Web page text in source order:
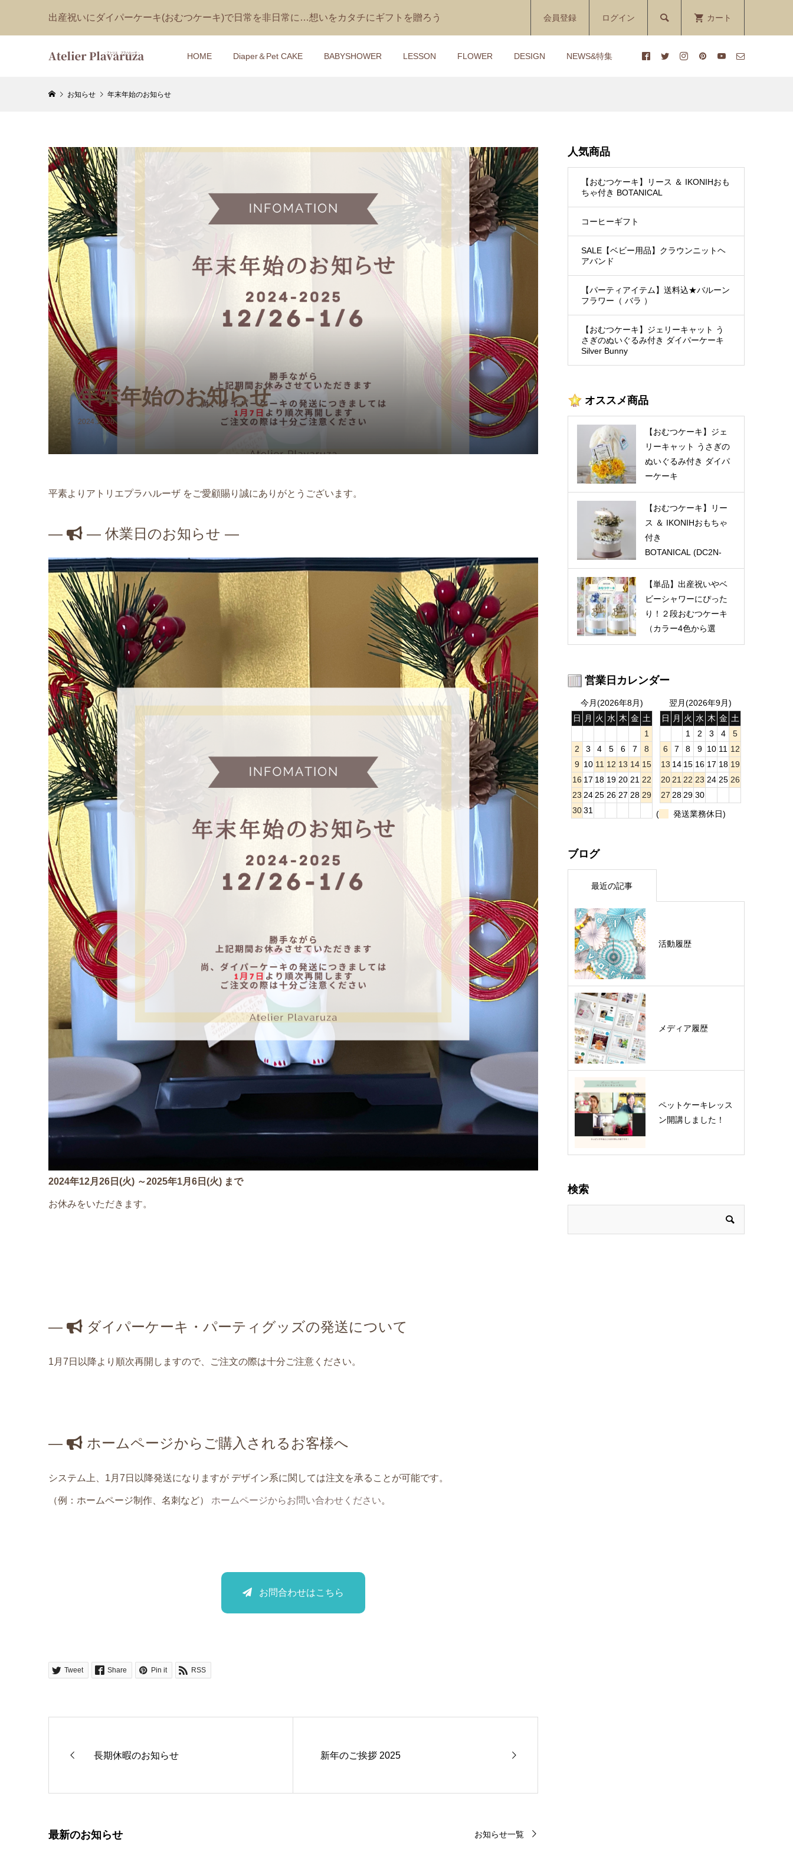
出産祝いにダイパーケーキ(おむつケーキ)で日常を非日常に…想いをカタチにギフトを贈ろう 会員登録 ログイン  カート
HOME Diaper＆Pet CAKE BABYSHOWER LESSON FLOWER DESIGN NEWS&特集
¥9,300(税込) ¥9,500 (税込)
【おむつケーキ】Miracolo
Onde（ミラコロ オンデ）
¥5,800
【おむつケーキ】ジェリーキ
ャットの象のぬいぐるみ付き
Jumble Elephant
(税込)
【おむつケーキ】 クラウンニ
ット帽付きダイパーケーキ
COCOFAIRY（コオフェア...
¥3,800(税込)
【おむつケーキ】ジェリーキ
き ダイパーケーキ Silver B...
¥9,600(税込)
【おむつケーキ】ジェリーキ
ャットのうさぎのぬいぐるみ
付き Blossom Blush Bunny
【クリスマス】雪とトナカイ
のコースター付き ダイパーケ
ーキ（おむつケーキ）3色
¥7,500(税込)
¥170 ～ ¥14,300(税込) ¥400 ～ ¥13,000(税込)
【1DAYレッスン】ベビーシ
ャワーアンバサダー講座
¥7,150 ～ ¥9,900
【1DAYレッスン】パーティ
装飾技法＆ゲーム
(税込)
【おむつケーキ】動画レッス
ン付き♡手作りおむつケーキ
キット
¥5,500(税込)
【1DAYレッスン】花冠＆マ
¥418 ～ ¥13,200(税込)
【1DAYレッスン】クラフト
【1DAYレッスン】１段らせ
ん型ぬいぐるみのせダイパー
ケーキ講座
¥170 ～ ¥12,100(税込)
お知らせ 年末年始のお知らせ
年末年始のお知らせ
2024.12.26
平素よりアトリエプラハルーザ をご愛顧賜り誠にありがとうございます。
— — 休業日のお知らせ —
2024年12月26日(火) ～2025年1月6日(火) まで
お休みをいただきます。
— ダイパーケーキ・パーティグッズの発送について
1月7日以降より順次再開しますので、ご注文の際は十分ご注意ください。
— ホームページからご購入されるお客様へ
システム上、1月7日以降発送になりますが デザイン系に関しては注文を承ることが可能です。
（例：ホームページ制作、名刺など） ホームページからお問い合わせください。
お問合わせはこちら
Tweet Share Pin it RSS
長期休暇のお知らせ 新年のご挨拶 2025
最新のお知らせ お知らせ一覧
人気商品
【おむつケーキ】リース ＆ IKONIHおも
ちゃ付き BOTANICAL
コーヒーギフト
SALE【ベビー用品】クラウンニットヘ
アバンド
【パーティアイテム】送料込★バルーン
フラワー（ バラ ）
【おむつケーキ】ジェリーキャット う
さぎのぬいぐるみ付き ダイパーケーキ
Silver Bunny
オススメ商品
【おむつケーキ】ジェ
リーキャット うさぎの
ぬいぐるみ付き ダイパ
ーケーキ
Twinkle (DC1N-099)
【おむつケーキ】リー
ス ＆ IKONIHおもちゃ
付き
BOTANICAL (DC2N-
069)
【単品】出産祝いやベ
ビーシャワーにぴった
り！２段おむつケーキ
（カラー4色から選
択） (DC2A-032)
営業日カレンダー
今月(2026年8月)
日
月 火 水 木 金 土
1
2
3 4 5 6 7
8
9 10 11 12 13 14 15
16 17 18 19 20 21 22
23 24 25 26 27 28 29
3031
翌月(2026年9月)
日
月 火 水 木 金 土
1
2 3 4
5
6
7 8 9 10 11 12
13 14 15 16 17 18 19
20 21 22 23 24 25 26
27 28 29 30
(
発送業務休日)
ブログ
最近の記事
活動履歴
メディア履歴
ペットケーキレッス
ン開講しました！
検索